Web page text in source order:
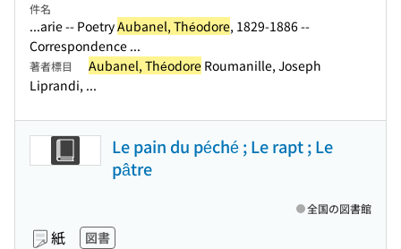
件名
...arie -- PoetryAubanel, Théodore, 1829-1886 --
Correspondence ...
著者標目 Aubanel, Théodore Roumanille, Joseph
Liprandi, ...
Le pain du péché ; Le rapt ; Le
pâtre
紙 図書
全国の図書館